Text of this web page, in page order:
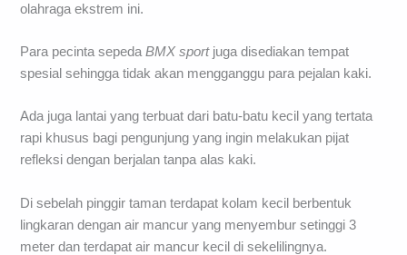
olahraga ekstrem ini.
Para pecinta sepedaBMX sportjuga disediakan tempat
spesial sehingga tidak akan mengganggu para pejalan kaki.
Ada juga lantai yang terbuat dari batu-batu kecil yang tertata
rapi khusus bagi pengunjung yang ingin melakukan pijat
refleksi dengan berjalan tanpa alas kaki.
Di sebelah pinggir taman terdapat kolam kecil berbentuk
lingkaran dengan air mancur yang menyembur setinggi 3
meter dan terdapat air mancur kecil di sekelilingnya.